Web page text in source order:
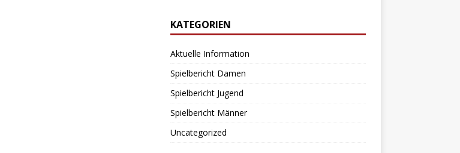
KATEGORIEN
Aktuelle Information
Spielbericht Damen
Spielbericht Jugend
Spielbericht Männer
Uncategorized